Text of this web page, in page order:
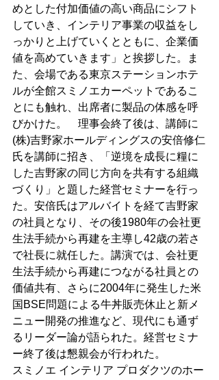
めとした付加価値の高い商品にシフト
していき、インテリア事業の収益をし
っかりと上げていくとともに、企業価
値を高めていきます」と挨拶した。ま
た、会場である東京ステーションホテ
ルが全館スミノエカーペットであるこ
とにも触れ、出席者に製品の体感を呼
びかけた。　理事会終了後は、講師に
(株)吉野家ホールディングスの安倍修仁
氏を講師に招き、「逆境を成長に糧に
した吉野家の同じ方向を共有する組織
づくり」と題した経営セミナーを行っ
た。安倍氏はアルバイトを経て吉野家
の社員となり、その後1980年の会社更
生法手続から再建を主導し42歳の若さ
で社長に就任した。講演では、会社更
生法手続から再建につながる社員との
価値共有、さらに2004年に発生した米
国BSE問題による牛丼販売休止と新メ
ニュー開発の推進など、現代にも通ず
るリーダー論が語られた。経営セミナ
ー終了後は懇親会が行われた。
スミノエ インテリア プロダクツのホー